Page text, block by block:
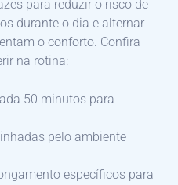
para reduzir o risco de
durante o dia e alternar
o conforto. Confira
na rotina:
50 minutos para
pelo ambiente
específicos para